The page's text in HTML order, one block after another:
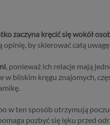
zaczyna kręcić się wokół
by skierować całą
, ponieważ ich relacje mają
w bliskim kręgu znajomych,
w ten sposób utrzymują
pozbyć się lęku przed